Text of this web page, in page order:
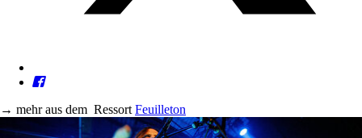
→ mehr aus dem Ressort Feuilleton